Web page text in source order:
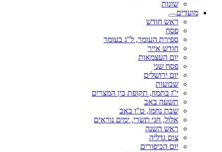
שונות
מועדים
ראש חודש
פסח
ספירת העומר, ל"ג בעומר
חודש אייר
יום העצמאות
פסח שני
יום ירושלים
שבועות
י"ז בתמוז, תקופת בין המצרים
תשעה באב
שבת נחמו, ט"ו באב
אלול, חגי תשרי, ימים נוראים
ראש השנה
צום גדליה
יום הכיפורים